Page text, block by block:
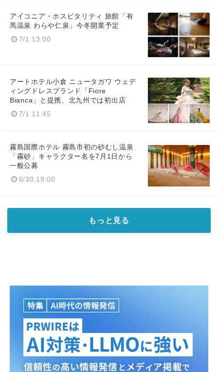
アイコニア・ホスピタリティ 旅館「有
馬温泉 わらや仁泉」今冬開業予定
7/1 13:00
アートホテル小倉 ニュータガワ ウェデ
ィングドレスブランド「Fiore
Bianca」と提携、北九州では初出店
7/1 11:45
霧島国際ホテル 霧島市初の砂むし温泉
「霧砂」キャラクター名を7月1日から
一般公募
6/30 19:00
もっと見る